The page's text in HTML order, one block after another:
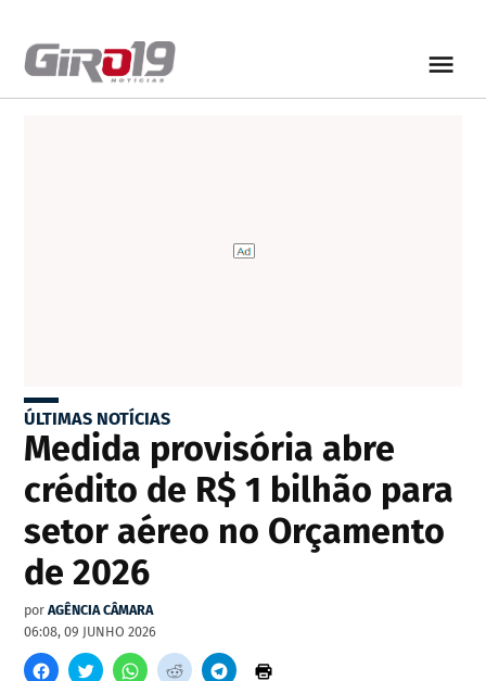
ÚLTIMAS NOTÍCIAS
Medida provisória abre
crédito de R$ 1 bilhão para
setor aéreo no Orçamento
de 2026
por AGÊNCIA CÂMARA
06:08, 09 JUNHO 2026